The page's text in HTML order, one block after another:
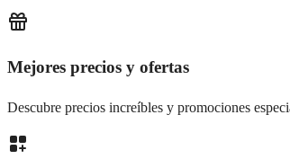
Mejores precios y ofertas
Descubre precios increíbles y promociones